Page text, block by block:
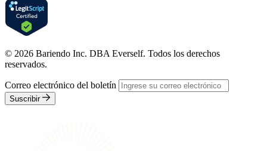
© 2026 Bariendo Inc. DBA Everself. Todos los derechos
reservados.
Correo electrónico del boletín
Suscribir